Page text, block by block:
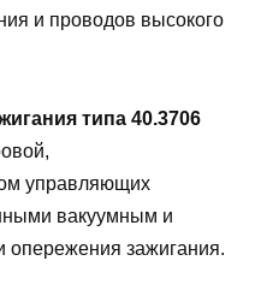
и проводов высокого
типа 40.3706
управляющих
вакуумным и
опережения зажигания.